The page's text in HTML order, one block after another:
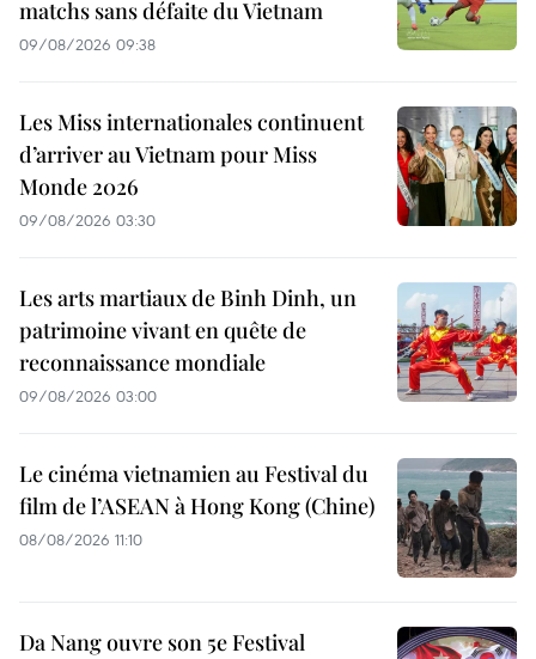
matchs sans défaite du Vietnam
09/08/2026 09:38
Les Miss internationales continuent
d’arriver au Vietnam pour Miss
Monde 2026
09/08/2026 03:30
Les arts martiaux de Binh Dinh, un
patrimoine vivant en quête de
reconnaissance mondiale
09/08/2026 03:00
Le cinéma vietnamien au Festival du
film de l’ASEAN à Hong Kong (Chine)
08/08/2026 11:10
Da Nang ouvre son 5e Festival